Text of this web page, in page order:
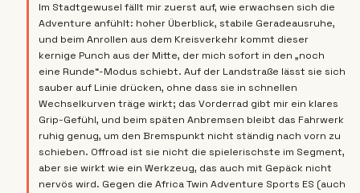
Im Stadtgewusel fällt mir zuerst auf, wie erwachsen sich die
Adventure anfühlt: hoher Überblick, stabile Geradeausruhe,
und beim Anrollen aus dem Kreisverkehr kommt dieser
kernige Punch aus der Mitte, der mich sofort in den „noch
eine Runde“-Modus schiebt. Auf der Landstraße lässt sie sich
sauber auf Linie drücken, ohne dass sie in schnellen
Wechselkurven träge wirkt; das Vorderrad gibt mir ein klares
Grip-Gefühl, und beim späten Anbremsen bleibt das Fahrwerk
ruhig genug, um den Bremspunkt nicht ständig nach vorn zu
schieben. Offroad ist sie nicht die spielerischste im Segment,
aber sie wirkt wie ein Werkzeug, das auch mit Gepäck nicht
nervös wird. Gegen die Africa Twin Adventure Sports ES (auch